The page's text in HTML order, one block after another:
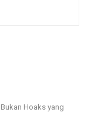
Hoaks yang